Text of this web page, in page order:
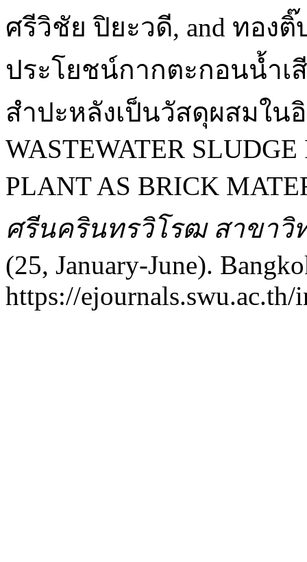
ศรีวิชัย ปิยะวดี, and ทองติ๊
ประโยชน์กากตะกอนน้ำเ
สำปะหลังเป็นวัสดุผสมใน
WASTEWATER
PLANT AS BRICK
ศรีนครินทรวิโรฒ สาขาวิ
(25, January-June).
https://